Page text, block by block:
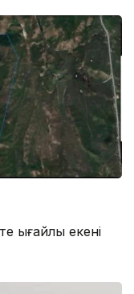
ыңғайлы екені